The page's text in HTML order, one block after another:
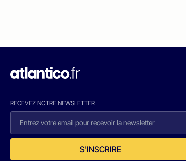
RECEVEZ NOTRE NEWSLETTER
S'INSCRIRE